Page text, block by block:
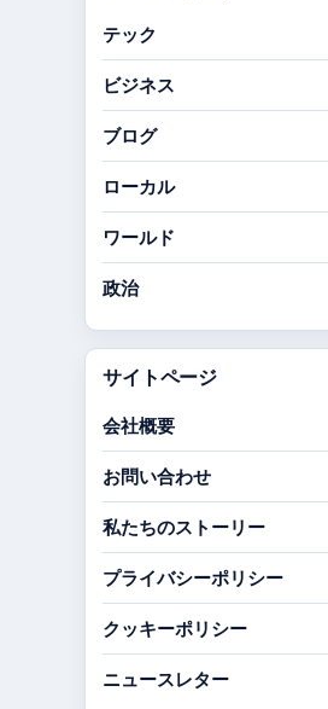
テック
ビジネス
ブログ
ローカル
ワールド
政治
サイトページ
会社概要
お問い合わせ
私たちのストーリー
プライバシーポリシー
クッキーポリシー
ニュースレター